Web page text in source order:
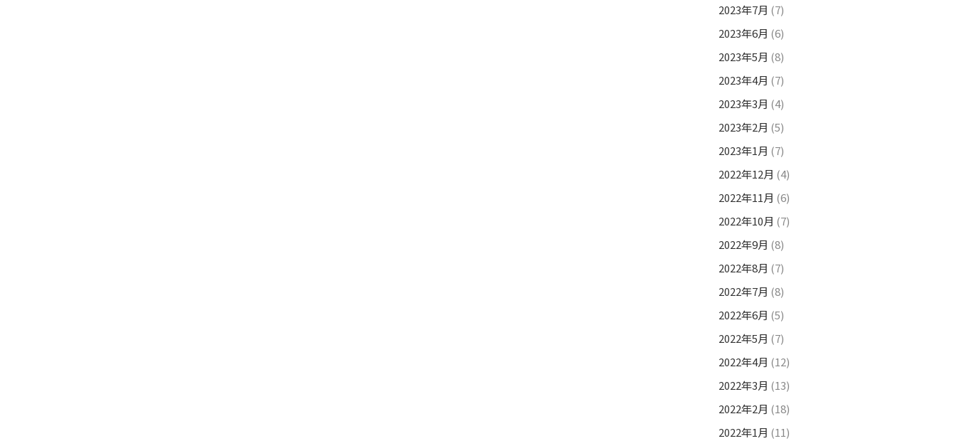
2023年7月 (7)
2023年6月 (6)
2023年5月 (8)
2023年4月 (7)
2023年3月 (4)
2023年2月 (5)
2023年1月 (7)
2022年12月 (4)
2022年11月 (6)
2022年10月 (7)
2022年9月 (8)
2022年8月 (7)
2022年7月 (8)
2022年6月 (5)
2022年5月 (7)
2022年4月 (12)
2022年3月 (13)
2022年2月 (18)
2022年1月 (11)